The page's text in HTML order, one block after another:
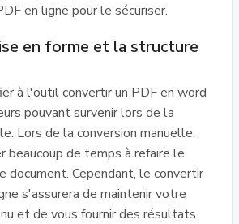
en ligne pour le sécuriser.
en forme et la structure
à l'outil convertir un PDF en word
pouvant survenir lors de la
Lors de la conversion manuelle,
beaucoup de temps à refaire le
document. Cependant, le convertir
s'assurera de maintenir votre
et de vous fournir des résultats